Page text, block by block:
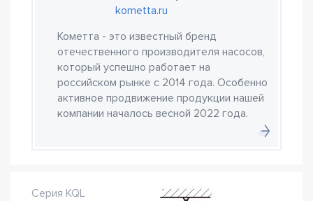
kometta.ru
Кометта - это известный бренд
отечественного производителя насосов,
который успешно работает на
российском рынке с 2014 года. Особенно
активное продвижение продукции нашей
компании началось весной 2022 года.
Серия KQL